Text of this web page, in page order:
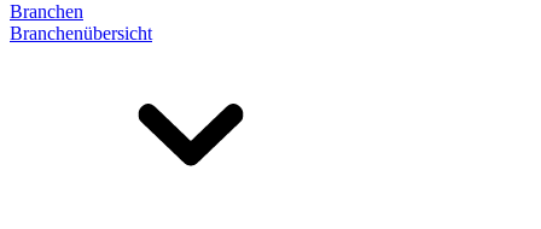
Branchen
Branchenübersicht